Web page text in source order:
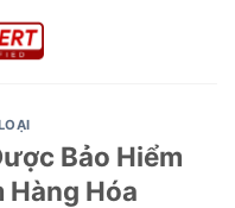
Bảo Hiểm
Hàng Hóa